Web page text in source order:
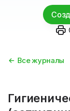
Все журналы